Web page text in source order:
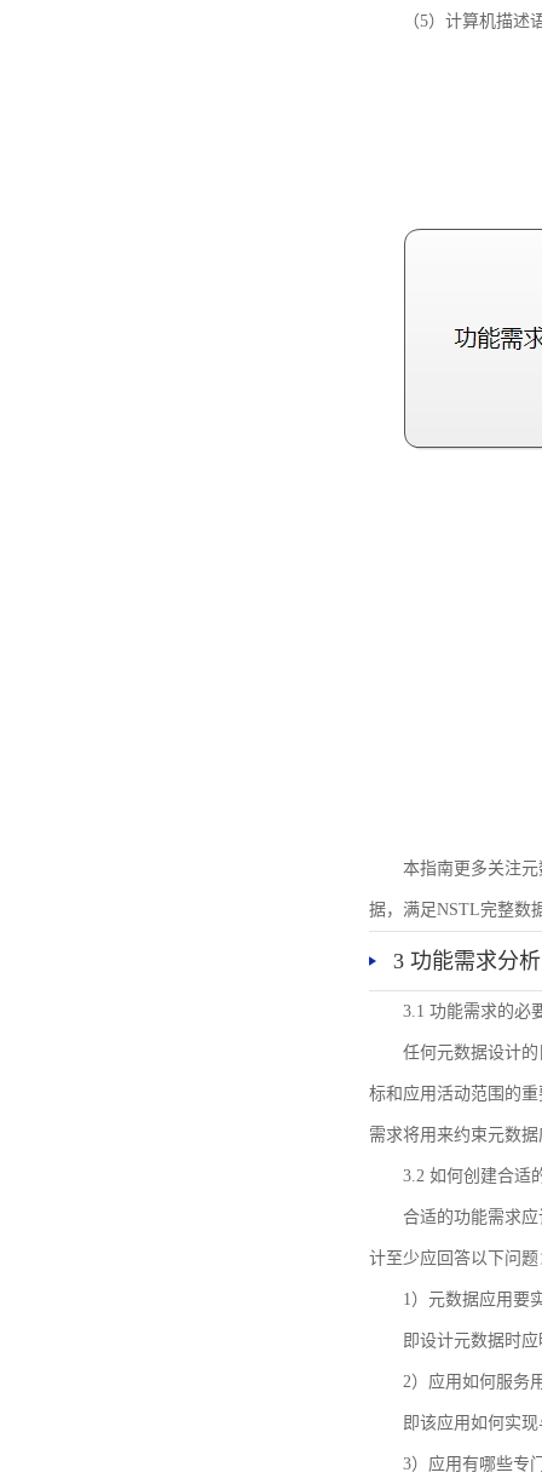
（5）计算机描述
本指南更多关注
据，满足NSTL完整数
3 功能需求分析
3.1 功能需求的必
任何元数据设计
标和应用活动范围的
需求将用来约束元数
3.2 如何创建合适
合适的功能需求
计至少应回答以下问题
1）元数据应用要
即设计元数据时
2）应用如何服务
即该应用如何实
3）应用有哪些专